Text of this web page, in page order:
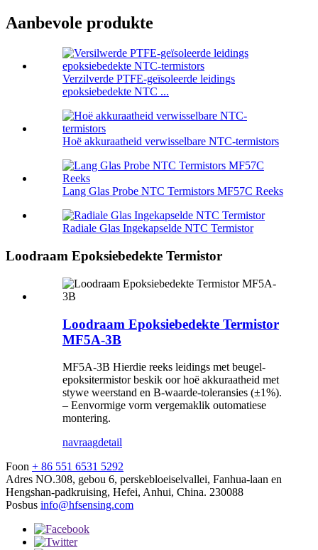
Aanbevole produkte
Verzilverde PTFE-geïsoleerde leidings
epoksiebedekte NTC ...
Hoë akkuraatheid verwisselbare NTC-termistors
Lang Glas Probe NTC Termistors MF57C Reeks
Radiale Glas Ingekapselde NTC Termistor
Loodraam Epoksiebedekte Termistor
Loodraam Epoksiebedekte Termistor
MF5A-3B
MF5A-3B Hierdie reeks leidings met beugel-
epoksitermistor beskik oor hoë akkuraatheid met
stywe weerstand en B-waarde-toleransies (±1%).
– Eenvormige vorm vergemaklik outomatiese
montering.
navraagdetail
Foon + 86 551 6531 5292
Adres NO.308, gebou 6, perskebloeiselvallei, Fanhua-laan en
Hengshan-padkruising, Hefei, Anhui, China. 230088
Posbus info@hfsensing.com